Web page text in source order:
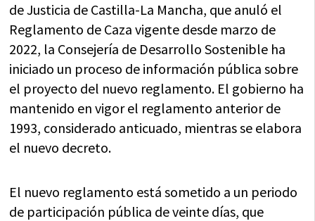
de Justicia de Castilla-La Mancha, que anuló el
Reglamento de Caza vigente desde marzo de
2022, la Consejería de Desarrollo Sostenible ha
iniciado un proceso de información pública sobre
el proyecto del nuevo reglamento. El gobierno ha
mantenido en vigor el reglamento anterior de
1993, considerado anticuado, mientras se elabora
el nuevo decreto.
El nuevo reglamento está sometido a un periodo
de participación pública de veinte días, que